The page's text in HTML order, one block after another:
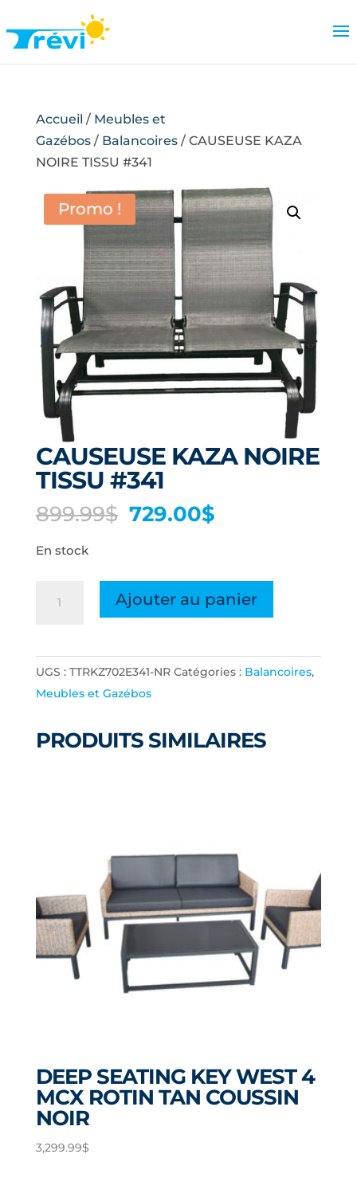
Accueil / Meubles et
Gazébos/ Balancoires/ CAUSEUSE KAZA
NOIRE TISSU #341
Promo !
CAUSEUSE KAZA NOIRE
TISSU #341
899.99$ Le
était :
899.99$.
729.00$Le
est :
729.00$.
En stock
KAZA
NOIRE
TISSU
Ajouter au panier
UGS : TTRKZ702E341-NR Catégories : Balancoires,
Meubles et Gazébos
PRODUITS SIMILAIRES
DEEP SEATING KEY WEST 4
MCX ROTIN TAN COUSSIN
NOIR
3,299.99$